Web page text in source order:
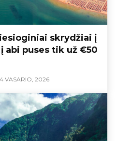
skrydžiai į
abi puses tik už €50
VASARIO, 2026